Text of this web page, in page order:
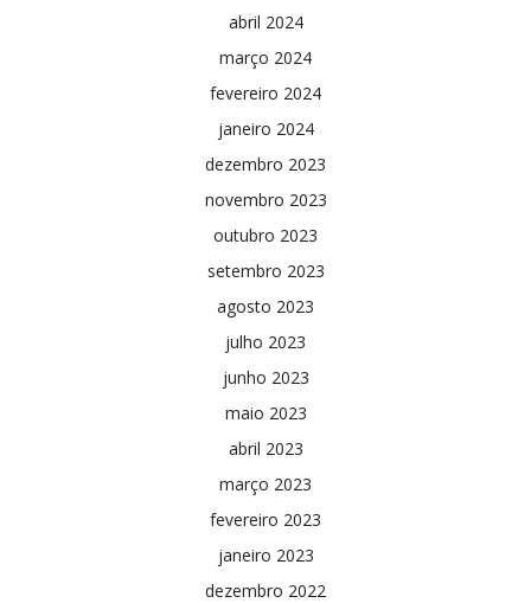
abril 2024
março 2024
fevereiro 2024
janeiro 2024
dezembro 2023
novembro 2023
outubro 2023
setembro 2023
agosto 2023
julho 2023
junho 2023
maio 2023
abril 2023
março 2023
fevereiro 2023
janeiro 2023
dezembro 2022